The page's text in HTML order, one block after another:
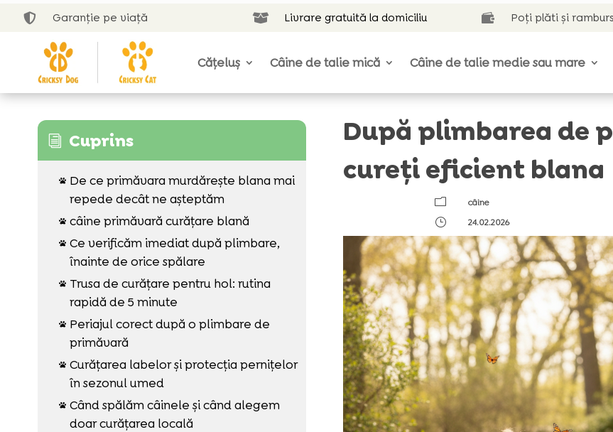
 Garanție pe viață  Livrare gratuită la domiciliu  Poți plăti și ramburs
Cățeluș Câine de talie mică Câine de talie medie sau mare
i Cuprins

De ce primăvara murdărește blana mai
repede decât ne așteptăm
 câine primăvară curățare blană
 Ce verificăm imediat după plimbare,
înainte de orice spălare

Trusa de curățare pentru hol: rutina
rapidă de 5 minute

Periajul corect după o plimbare de
primăvară
 Curățarea labelor și protecția pernițelor
în sezonul umed
 Când spălăm câinele și când alegem
doar curățarea locală
După plimbarea de
cureți eficient blana
m
câine
}
24.02.2026